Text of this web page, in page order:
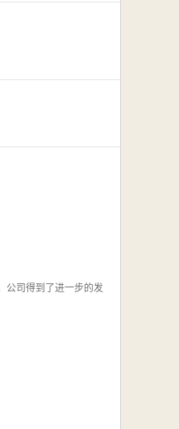
公司得到了进一步的发